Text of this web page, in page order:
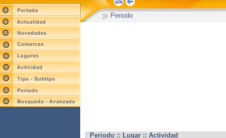
Periodo
Periodo :: Lugar :: Actividad